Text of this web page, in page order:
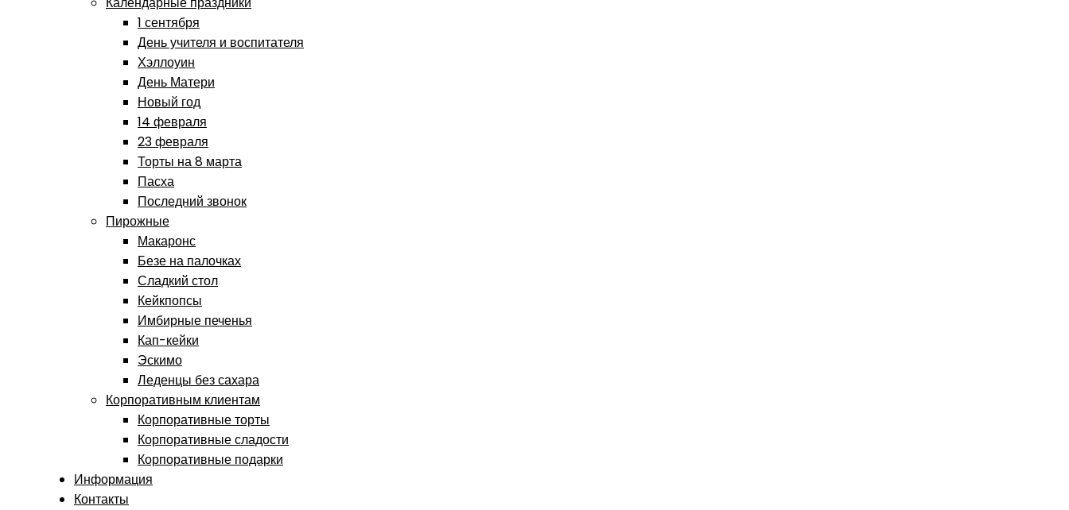
1 сентября
День учителя и воспитателя
Хэллоуин
День Матери
Новый год
14 февраля
23 февраля
Торты на 8 марта
Пасха
Последний звонок
Пирожные
Макаронс
Безе на палочках
Сладкий стол
Кейкпопсы
Имбирные печенья
Кап-кейки
Эскимо
Леденцы без сахара
Корпоративным клиентам
Корпоративные торты
Корпоративные сладости
Корпоративные подарки
Информация
Контакты